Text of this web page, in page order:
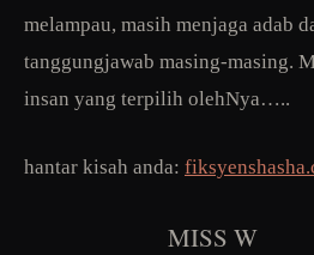
melampau, masih menjaga adab
tanggungjawab masing-masing.
insan yang terpilih olehNya…..
hantar kisah anda:
MISS W